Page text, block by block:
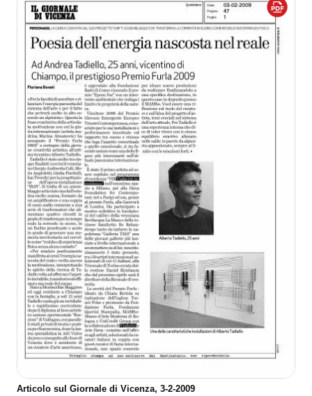
Articolo sul Giornale di Vicenza, 3-2-2009